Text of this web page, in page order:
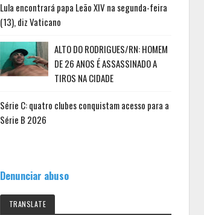
Lula encontrará papa Leão XIV na segunda-feira
(13), diz Vaticano
ALTO DO RODRIGUES/RN: HOMEM
DE 26 ANOS É ASSASSINADO A
TIROS NA CIDADE
Série C: quatro clubes conquistam acesso para a
Série B 2026
Denunciar abuso
TRANSLATE